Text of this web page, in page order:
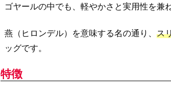
ゴヤールの中でも、軽やかさと実用性を兼
燕（ヒロンデル）を意味する名の通り、 ス
ッグです。
特徴